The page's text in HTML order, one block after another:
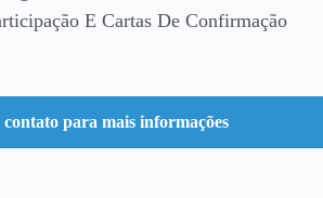
E Cartas De Confirmação
para mais informações